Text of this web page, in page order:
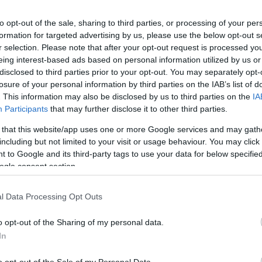
opt-out of the sale, sharing to third parties, or processing of your
for targeted advertising by us, please use the below opt-out
selection. Please note that after your opt-out request is processed
interest-based ads based on personal information utilized by us
to third parties prior to your opt-out. You may separately
of your personal information by third parties on the IAB’s list of
This information may also be disclosed by us to third parties on the
Participants that may further disclose it to other third parties.
that this website/app uses one or more Google services and may
but not limited to your visit or usage behaviour. You may
to Google and its third-party tags to use your data for below
consent section.
Data Processing Opt Outs
opt-out of the Sharing of my personal data.
énekes-dalszerző, aki olyan zenészekkel
Gilmour, a Pink Floyd volt gitárosa és
virtuóz gitárjátékáról is ismert angol énekes
csütörtökön, részleteket azonban nem közölt.
John Martyn nevéhez számos olyan album
fűződik, amelyet elismeréssel fogadtak a
került be. Az angliai Surreyben született és
Skóciában nőtt föl, ott ismerkedett meg a
folkzenével és kezdett el gitározni. Legismertebb
lemezei között van az 1970-es években készült
as válogatáslemezén Phil Collins és David Gilmour
is játszik, May You Never című dalát Eric Clapton is
feldolgozta.
januárban a Brit Birodalom Rendjének tiszti
A
A